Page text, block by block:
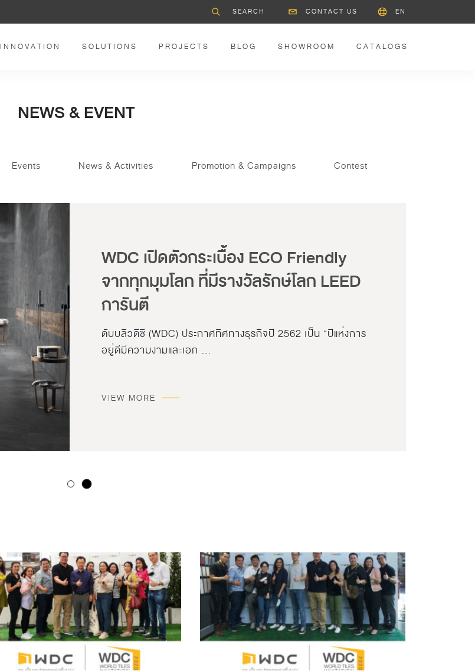
CONTACT US EN
INNOVATION SOLUTIONS PROJECTS BLOG SHOWROOM CATALOGS
NEWS & EVENT
Events News & Activities Promotion & Campaigns Contest
WDC เปิดตัวกระเบื้อง ECO Friendly
จากทุกมุมโลก ที่มีรางวัลรักษ์โลก LEED
การันตี
ดับบลิวดีซี (WDC) ประกาศทิศทางธุรกิจปี 2562 เป็น “ปีแห่งการ
อยู่ดีมีความงามและเอก …
VIEW MORE